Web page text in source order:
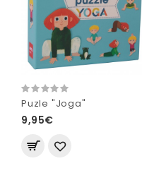
Puzle "Joga"
9,95€